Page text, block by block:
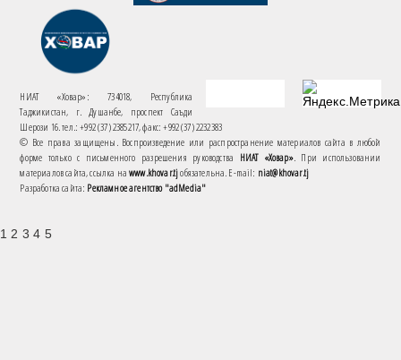
НИАТ «Ховар»: 734018, Республика
Таджикистан, г. Душанбе, проспект Саъди
Шерози 16. тел.: +992 (37) 2385217, факс: +992 (37) 2232383
© Все права защищены. Воспроизведение или распространение материалов сайта в любой
форме только с письменного разрешения руководства НИАТ «Ховар». При использовании
материалов сайта, ссылка наwww.khovar.tjобязательна. E-mail: niat@khovar.tj
Разработка сайта: Рекламное агентство "adMedia"
1 2 3 4 5